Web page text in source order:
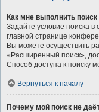
Как мне выполнить
Задайте условие поиска
главной странице
Вы можете осуществить
«Расширенный поиск»,
Способ доступа к поиску
Вернуться к началу
Почему мой поиск не